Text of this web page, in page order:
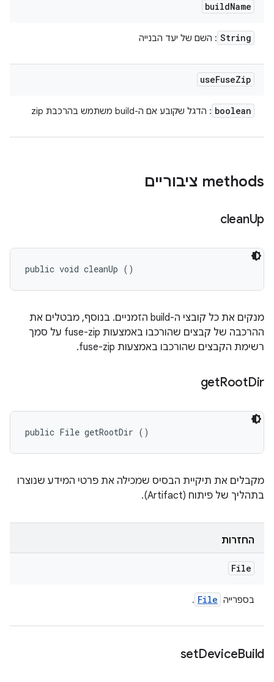
buildName
String : השם של יעד הבנייה
useFuseZip
boolean : הדגל שקובע אם ה-build משתמש בהרכבת zip
‫methods ציבוריים
cleanUp
public void cleanUp ()
מנקים את כל קובצי ה-build הזמניים. בנוסף, מבטלים את
ההרכבה של קבצים שהורכבו באמצעות fuse-zip על סמך
רשימת הקבצים שהורכבו באמצעות fuse-zip.
getRootDir
public File getRootDir ()
מקבלים את תיקיית הבסיס שמכילה את פרטי המידע שנוצרו
בתהליך של פיתוח (Artifact).
החזרות
File
בספרייה File
.
setDeviceBuild